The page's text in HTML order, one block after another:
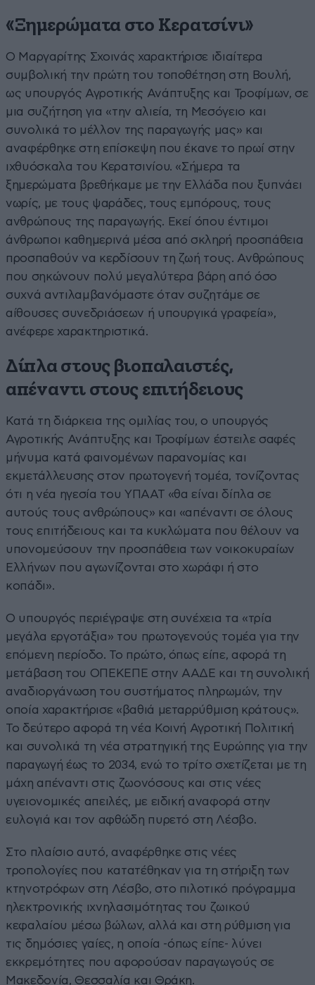
«Ξημερώματα στο Κερατσίνι»
Ο Μαργαρίτης Σχοινάς χαρακτήρισε ιδιαίτερα
συμβολική την πρώτη του τοποθέτηση στη Βουλή,
ως υπουργός Αγροτικής Ανάπτυξης και Τροφίμων, σε
μια συζήτηση για «την αλιεία, τη Μεσόγειο και
συνολικά το μέλλον της παραγωγής μας» και
αναφέρθηκε στη επίσκεψη που έκανε το πρωί στην
ιχθυόσκαλα του Κερατσινίου. «Σήμερα τα
ξημερώματα βρεθήκαμε με την Ελλάδα που ξυπνάει
νωρίς, με τους ψαράδες, τους εμπόρους, τους
ανθρώπους της παραγωγής. Εκεί όπου έντιμοι
άνθρωποι καθημερινά μέσα από σκληρή προσπάθεια
προσπαθούν να κερδίσουν τη ζωή τους. Ανθρώπους
που σηκώνουν πολύ μεγαλύτερα βάρη από όσο
συχνά αντιλαμβανόμαστε όταν συζητάμε σε
αίθουσες συνεδριάσεων ή υπουργικά γραφεία»,
ανέφερε χαρακτηριστικά.
Δίπλα στους βιοπαλαιστές,
απέναντι στους επιτήδειους
Κατά τη διάρκεια της ομιλίας του, ο υπουργός
Αγροτικής Ανάπτυξης και Τροφίμων έστειλε σαφές
μήνυμα κατά φαινομένων παρανομίας και
εκμετάλλευσης στον πρωτογενή τομέα, τονίζοντας
ότι η νέα ηγεσία του ΥΠΑΑΤ «θα είναι δίπλα σε
αυτούς τους ανθρώπους» και «απέναντι σε όλους
τους επιτήδειους και τα κυκλώματα που θέλουν να
υπονομεύσουν την προσπάθεια των νοικοκυραίων
Ελλήνων που αγωνίζονται στο χωράφι ή στο
κοπάδι».
Ο υπουργός περιέγραψε στη συνέχεια τα «τρία
μεγάλα εργοτάξια» του πρωτογενούς τομέα για την
επόμενη περίοδο. Το πρώτο, όπως είπε, αφορά τη
μετάβαση του ΟΠΕΚΕΠΕ στην ΑΑΔΕ και τη συνολική
αναδιοργάνωση του συστήματος πληρωμών, την
οποία χαρακτήρισε «βαθιά μεταρρύθμιση κράτους».
Το δεύτερο αφορά τη νέα Κοινή Αγροτική Πολιτική
και συνολικά τη νέα στρατηγική της Ευρώπης για την
παραγωγή έως το 2034, ενώ το τρίτο σχετίζεται με τη
μάχη απέναντι στις ζωονόσους και στις νέες
υγειονομικές απειλές, με ειδική αναφορά στην
ευλογιά και τον αφθώδη πυρετό στη Λέσβο.
Στο πλαίσιο αυτό, αναφέρθηκε στις νέες
τροπολογίες που κατατέθηκαν για τη στήριξη των
κτηνοτρόφων στη Λέσβο, στο πιλοτικό πρόγραμμα
ηλεκτρονικής ιχνηλασιμότητας του ζωικού
κεφαλαίου μέσω βώλων, αλλά και στη ρύθμιση για
τις δημόσιες γαίες, η οποία -όπως είπε- λύνει
εκκρεμότητες που αφορούσαν παραγωγούς σε
Μακεδονία, Θεσσαλία και Θράκη.